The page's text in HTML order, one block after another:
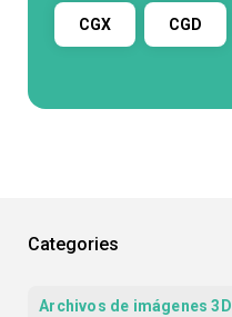
CGX CGD
Categories
Archivos de imágenes 3D